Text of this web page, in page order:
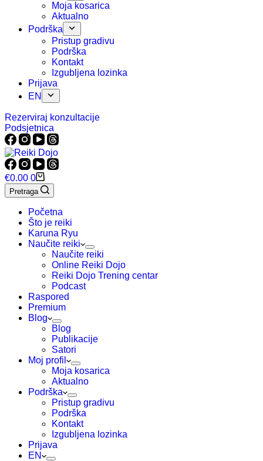
Moja kosarica
Aktualno
Podrška
Pristup gradivu
Podrška
Kontakt
Izgubljena lozinka
Prijava
EN
Rezerviraj konzultacije
Podsjetnica
Košarica
€0.00 0
Pretraga
Početna
Što je reiki
Karuna Ryu
Naučite reiki
Naučite reiki
Online Reiki Dojo
Reiki Dojo Trening centar
Podcast
Raspored
Premium
Blog
Blog
Publikacije
Satori
Moj profil
Moja kosarica
Aktualno
Podrška
Pristup gradivu
Podrška
Kontakt
Izgubljena lozinka
Prijava
EN